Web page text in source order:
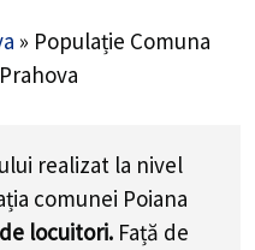
» Populație Comuna
realizat la nivel
comunei Poiana
de locuitori. Față de